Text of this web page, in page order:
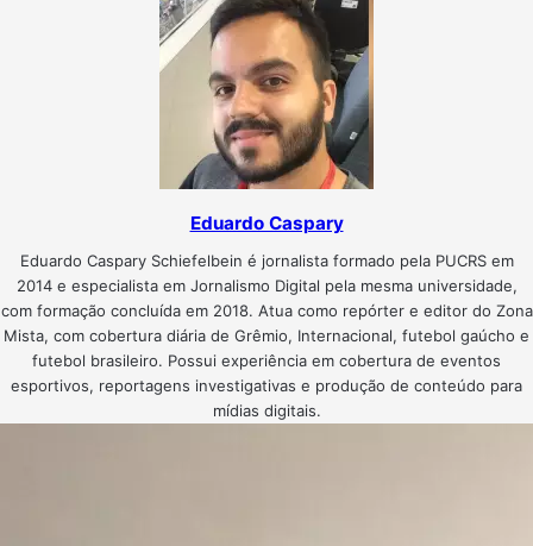
Eduardo Caspary
Eduardo Caspary Schiefelbein é jornalista formado pela PUCRS em
2014 e especialista em Jornalismo Digital pela mesma universidade,
com formação concluída em 2018. Atua como repórter e editor do Zona
Mista, com cobertura diária de Grêmio, Internacional, futebol gaúcho e
futebol brasileiro. Possui experiência em cobertura de eventos
esportivos, reportagens investigativas e produção de conteúdo para
mídias digitais.